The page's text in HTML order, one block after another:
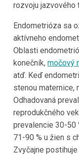
rozvoju jazvového
Endometrióza sa
aktívneho
Oblasti
konečník, močový
atď. Keď
stenou maternice,
Odhadovaná
reprodukčného
prevalencie 30-50
71-90 % u žien s
Zvyčajne